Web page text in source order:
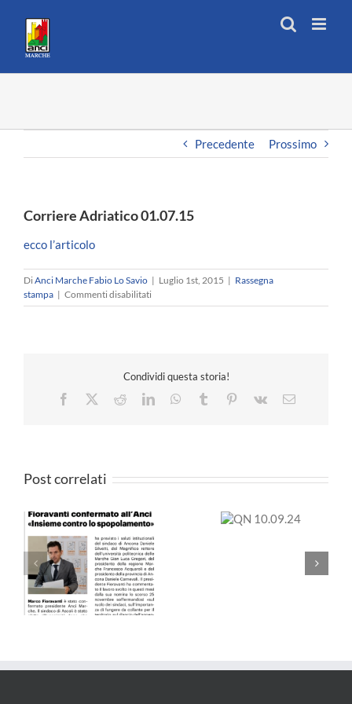
contenuto
Precedente Prossimo
Corriere Adriatico 01.07.15
ecco l’articolo
DiAnci Marche Fabio Lo Savio | Luglio 1st, 2015 | Rassegna
stampa | Commenti disabilitatisu
Corriere
Condividi questa storia!
Facebook
RedditLinkedInWhatsApp
Tumblr Pinterest
Vk Email
Post correlati
25.05.24